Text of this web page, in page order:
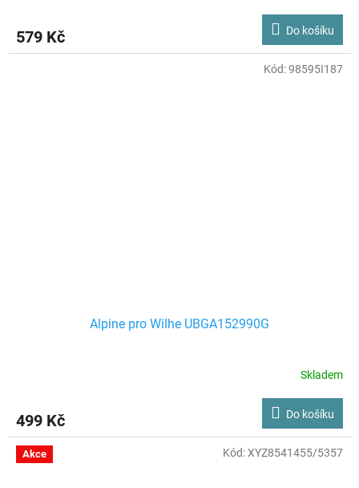
579 Kč Do košíku
Alpine pro Wilhe UBGA152990G
Skladem
499 Kč Do košíku
Kód:98595I187
Akce Kód:XYZ8541455/5357